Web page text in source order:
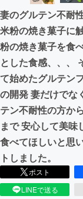
妻のグルテン不耐
米粉の焼き菓子に
粉の焼き菓子を食
とした食感、、、
て始めたグルテン
の開発 妻だけでな
テン不耐性の方か
まで 安心して美味
食べてほしいと思
トしました。
ポスト
LINEで送る